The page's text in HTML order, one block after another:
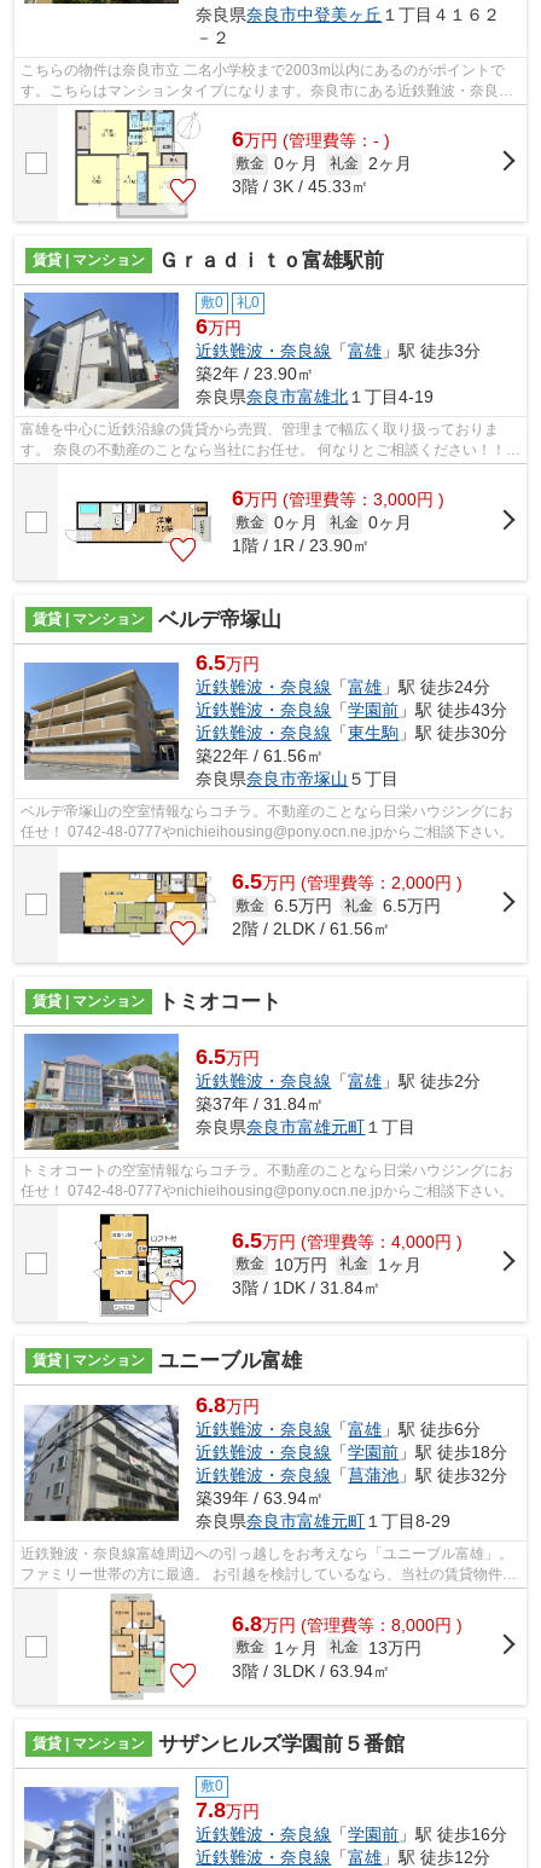
奈良県奈良市中登美ヶ丘 １丁目４１６２
－２
こちらの物件は奈良市立 二名小学校まで2003m以内にあるのがポイントで
す。こちらはマンションタイプになります。奈良市にある近鉄難波・奈良線
学園前周辺の物件をお求めの方は当社に...
6万円 (管理費等：- )
敷金 0ヶ月 礼金 2ヶ月
3階 / 3K / 45.33㎡
賃貸 | マンション Ｇｒａｄｉｔｏ富雄駅前
敷0 礼0
6万円
近鉄難波・奈良線 「富雄 」駅 徒歩3分
築2年 / 23.90㎡
奈良県奈良市富雄北 １丁目4-19
富雄を中心に近鉄沿線の賃貸から売買、管理まで幅広く取り扱っておりま
す。 奈良の不動産のことなら当社にお任せ。 何なりとご相談ください！！
その他沿線の物件も取り扱っております...
6万円 (管理費等：3,000円 )
敷金 0ヶ月 礼金 0ヶ月
1階 / 1R / 23.90㎡
賃貸 | マンション ベルデ帝塚山
6.5万円
近鉄難波・奈良線 「富雄 」駅 徒歩24分
近鉄難波・奈良線 「学園前 」駅 徒歩43分
近鉄難波・奈良線 「東生駒 」駅 徒歩30分
築22年 / 61.56㎡
奈良県奈良市帝塚山 ５丁目
ベルデ帝塚山の空室情報ならコチラ。不動産のことなら日栄ハウジングにお
任せ！ 0742-48-0777やnichieihousing@pony.ocn.ne.jpからご相談下さい。
6.5万円 (管理費等：2,000円 )
敷金 6.5万円 礼金 6.5万円
2階 / 2LDK / 61.56㎡
賃貸 | マンション トミオコート
6.5万円
近鉄難波・奈良線 「富雄 」駅 徒歩2分
築37年 / 31.84㎡
奈良県奈良市富雄元町１丁目
トミオコートの空室情報ならコチラ。不動産のことなら日栄ハウジングにお
任せ！ 0742-48-0777やnichieihousing@pony.ocn.ne.jpからご相談下さい。
6.5万円 (管理費等：4,000円 )
敷金 10万円 礼金
1ヶ月
3階 / 1DK / 31.84㎡
賃貸 | マンション ユニーブル富雄
6.8万円
近鉄難波・奈良線 「富雄 」駅 徒歩6分
近鉄難波・奈良線 「学園前 」駅 徒歩18分
近鉄難波・奈良線 「菖蒲池 」駅 徒歩32分
築39年 / 63.94㎡
奈良県奈良市富雄元町１丁目8-29
近鉄難波・奈良線富雄周辺への引っ越しをお考えなら「ユニーブル富雄」。
ファミリー世帯の方に最適。 お引越を検討しているなら、当社の賃貸物件は
いかがでしょうか。当社は地域に特...
6.8万円 (管理費等：8,000円 )
敷金 1ヶ月 礼金
13万円
3階 / 3LDK / 63.94㎡
賃貸 | マンション サザンヒルズ学園前５番館
敷0
7.8万円
近鉄難波・奈良線 「学園前 」駅 徒歩16分
近鉄難波・奈良線 「富雄 」駅 徒歩12分